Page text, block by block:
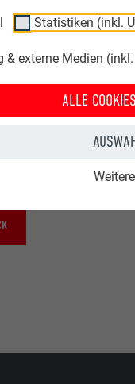
Statistiken (inkl.
& externe Medien
ALLE
Sie die